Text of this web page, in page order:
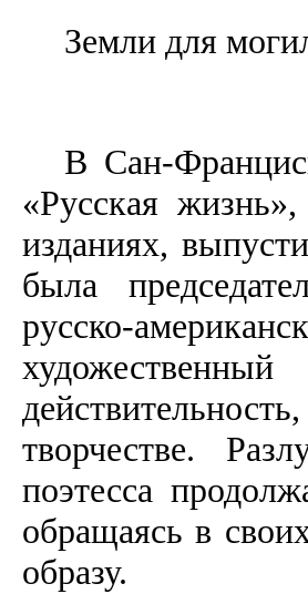
Земли для
В Сан-
«Русская
изданиях,
была
русско-
творчестве.
поэтесса
обращаясь в
образу.